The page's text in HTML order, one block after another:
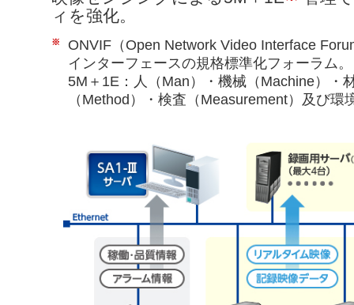
ィを強化。
※
ONVIF（Open Network Video Interface
インターフェースの規格標準化フォーラム。
5M＋1E：人（Man）・機械（Machine）・
（Method）・検査（Measurement）及び環